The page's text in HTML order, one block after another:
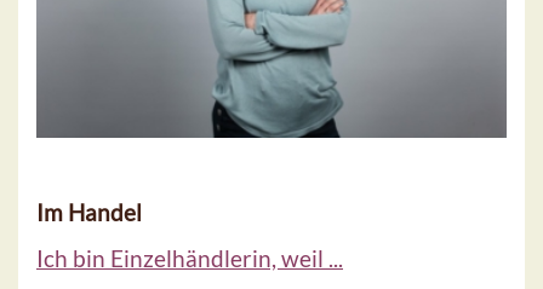
Im Handel
Ich bin Einzelhändlerin, weil ...